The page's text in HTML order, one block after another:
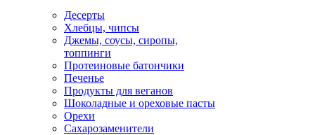
Десерты
Хлебцы, чипсы
Джемы, соусы, сиропы,
топпинги
Протеиновые батончики
Печенье
Продукты для веганов
Шоколадные и ореховые пасты
Орехи
Сахарозаменители